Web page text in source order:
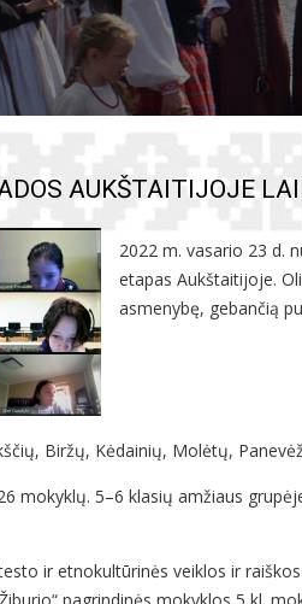
AUKŠTAITIJOJE
2022 m. vasario 23 d.
etapas Aukštaitijoje.
asmenybę, gebančią
Biržų, Kėdainių, Molėtų,
mokyklų. 5–6 klasių amžiaus
ir etnokultūrinės veiklos ir